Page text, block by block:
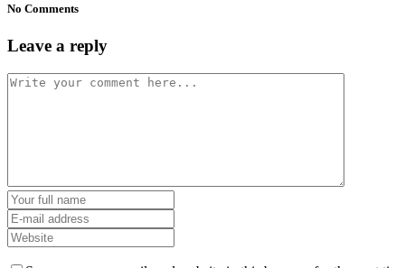
No Comments
Leave a reply